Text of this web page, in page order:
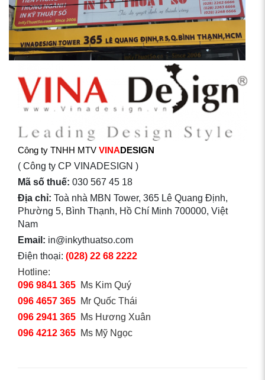
Công ty TNHH MTV VINADESIGN
( Công ty CP VINADESIGN )
Mã số thuế: 030 567 45 18
Địa chỉ: Toà nhà MBN Tower, 365 Lê Quang Định,
Phường 5, Bình Thạnh, Hồ Chí Minh 700000, Việt
Nam
Email: in@inkythuatso.com
Điện thoại: (028) 22 68 2222
Hotline:
096 9841 365 Ms Kim Quý
096 4657 365 Mr Quốc Thái
096 2941 365 Ms Hương Xuân
096 4212 365 Ms Mỹ Ngọc